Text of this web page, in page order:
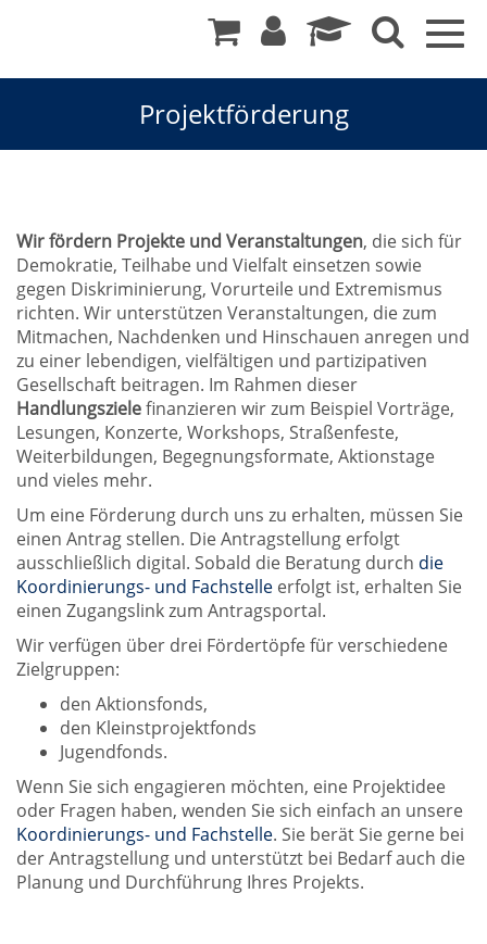
Projektförderung
Wir fördern Projekte und Veranstaltungen, die sich für
Demokratie, Teilhabe und Vielfalt einsetzen sowie
gegen Diskriminierung, Vorurteile und Extremismus
richten. Wir unterstützen Veranstaltungen, die zum
Mitmachen, Nachdenken und Hinschauen anregen und
zu einer lebendigen, vielfältigen und partizipativen
Gesellschaft beitragen. Im Rahmen dieser
Handlungszielefinanzieren wir zum Beispiel Vorträge,
Lesungen, Konzerte, Workshops, Straßenfeste,
Weiterbildungen, Begegnungsformate, Aktionstage
und vieles mehr.
Um eine Förderung durch uns zu erhalten, müssen Sie
einen Antrag stellen. Die Antragstellung erfolgt
ausschließlich digital. Sobald die Beratung durch die
Koordinierungs- und Fachstelle erfolgt ist, erhalten Sie
einen Zugangslink zum Antragsportal.
Wir verfügen über drei Fördertöpfe für verschiedene
Zielgruppen:
den Aktionsfonds,
den Kleinstprojektfonds
Jugendfonds.
Wenn Sie sich engagieren möchten, eine Projektidee
oder Fragen haben, wenden Sie sich einfach an unsere
Koordinierungs- und Fachstelle. Sie berät Sie gerne bei
der Antragstellung und unterstützt bei Bedarf auch die
Planung und Durchführung Ihres Projekts.